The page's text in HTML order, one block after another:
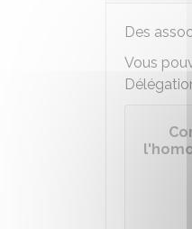
Des
Vous